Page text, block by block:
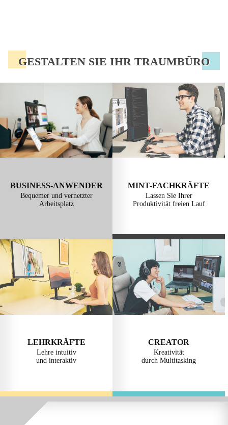
GESTALTEN SIE IHR TRAUMBÜRO
BUSINESS-ANWENDER
Bequemer und vernetzter
Arbeitsplatz
MINT-FACHKRÄFTE
Lassen Sie Ihrer
Produktivität freien Lauf
LEHRKRÄFTE
Lehre intuitiv
und interaktiv
CREATOR
Kreativität
durch Multitasking